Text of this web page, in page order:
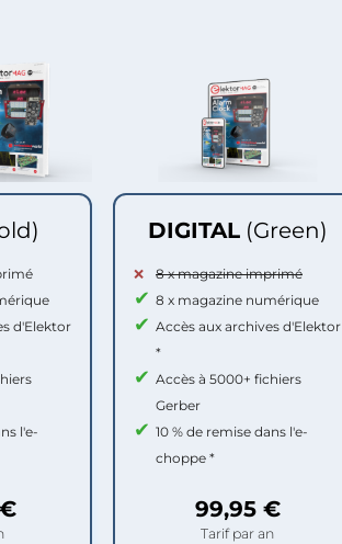
d'Elektor
l'e-
DIGITAL (Green)
8 x magazine imprimé
8 x magazine numérique
Accès aux archives d'Elektor
*
Accès à 5000+ fichiers
Gerber
10 % de remise dans l'e-
choppe *
99,95 €
Tarif par an